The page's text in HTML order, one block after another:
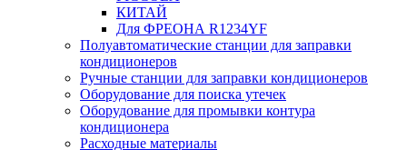
КИТАЙ
Для ФРЕОНА R1234YF
Полуавтоматические станции для заправки
кондиционеров
Ручные станции для заправки кондиционеров
Оборудование для поиска утечек
Оборудование для промывки контура
кондиционера
Расходные материалы